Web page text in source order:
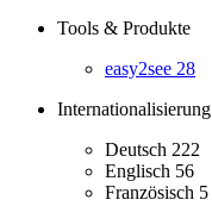
Tools & Produkte
easy2see 28
Internationalisierung
Deutsch 222
Englisch 56
Französisch 5